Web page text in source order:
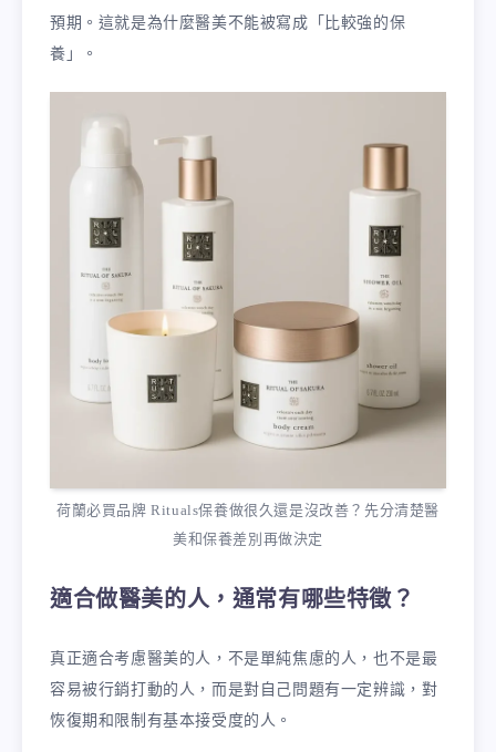
預期。這就是為什麼醫美不能被寫成「比較強的保
養」。
荷蘭必買品牌 Rituals保養做很久還是沒改善？先分清楚醫
美和保養差別再做決定
適合做醫美的人，通常有哪些特徵？
真正適合考慮醫美的人，不是單純焦慮的人，也不是最
容易被行銷打動的人，而是對自己問題有一定辨識，對
恢復期和限制有基本接受度的人。